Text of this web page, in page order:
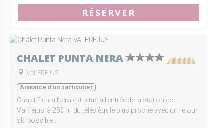
RÉSERVER
CHALET PUNTA NERA
VALFREJUS
Annonce d'un particulier
Chalet Punta Nera est situé à l'entrée de la station de
Valfréjus, à 250 m du télésiège le plus proche avec un retour
ski possible ...